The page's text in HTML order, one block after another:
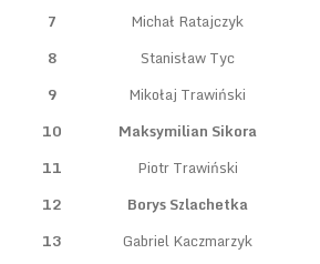
7
Michał Ratajczyk
8
Stanisław Tyc
9
Mikołaj Trawiński
10
Maksymilian Sikora
11
Piotr Trawiński
12
Borys Szlachetka
13
Gabriel Kaczmarzyk